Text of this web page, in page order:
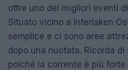
offre uno dei migliori eventi
Situato vicino a Interlaken
semplice e ci sono aree
dopo una nuotata. Ricorda
poiché la corrente è più forte